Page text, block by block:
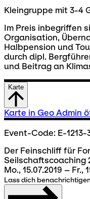
Kleingruppe mit 3-4
Im Preis inbegriffen
Organisation,
Halbpension und
durch dipl.
und Beitrag an
Karte
Karte in Geo Admin
Event-Code: E-1213-
Der Feinschliff für
Seilschaftscoaching
Mo., 15.07.2019 – Fr.,
Lass dich